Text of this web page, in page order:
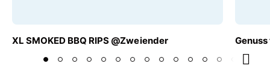
€ 31,90
XL SMOKED BBQ RIPS @Zweiender
€